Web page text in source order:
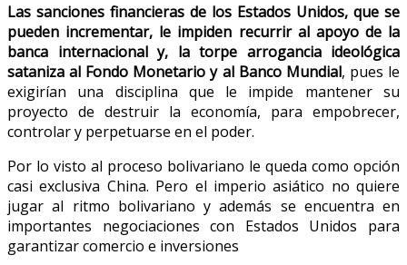
Las sanciones financieras de los Estados Unidos, que se
pueden incrementar, le impiden recurrir al apoyo de la
banca internacional y, la torpe arrogancia ideológica
sataniza al Fondo Monetario y al Banco Mundial, pues le
exigirían una disciplina que le impide mantener su
proyecto de destruir la economía, para empobrecer,
controlar y perpetuarse en el poder.
Por lo visto al proceso bolivariano le queda como opción
casi exclusiva China. Pero el imperio asiático no quiere
jugar al ritmo bolivariano y además se encuentra en
importantes negociaciones con Estados Unidos para
garantizar comercio e inversiones